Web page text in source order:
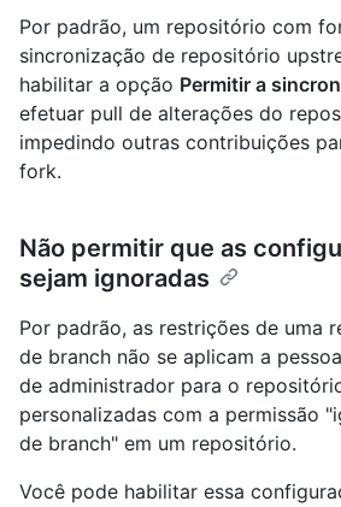
Por padrão, um repositório com
sincronização de repositório
habilitar a opção Permitir a
efetuar pull de alterações do
impedindo outras contribuições
fork.
Não permitir que as
sejam ignoradas
Por padrão, as restrições de uma
de branch não se aplicam a
de administrador para o
personalizadas com a permissão
de branch" em um repositório.
Você pode habilitar essa